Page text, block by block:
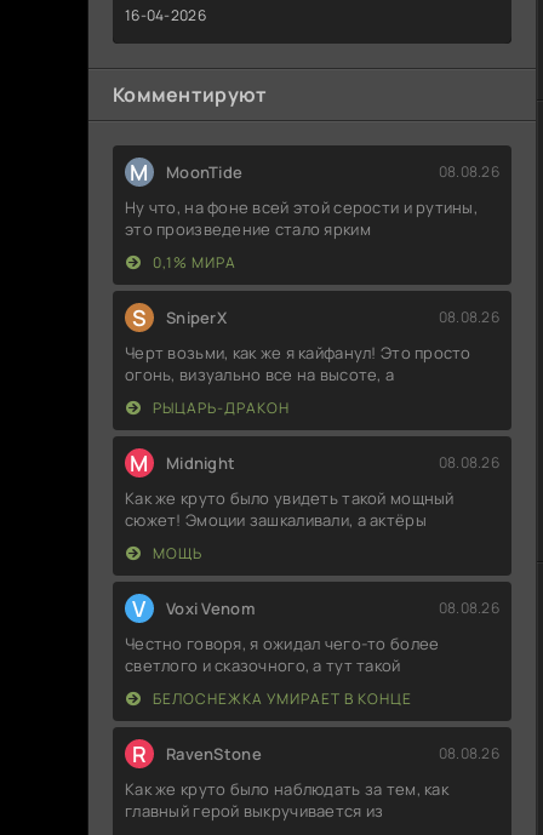
16-04-2026
Комментируют
M MoonTide 08.08.26
Ну что, на фоне всей этой серости и рутины,
это произведение стало ярким
0,1% МИРА
S SniperX 08.08.26
Черт возьми, как же я кайфанул! Это просто
огонь, визуально все на высоте, а
РЫЦАРЬ-ДРАКОН
M Midnight 08.08.26
Как же круто было увидеть такой мощный
сюжет! Эмоции зашкаливали, а актёры
МОЩЬ
V Voxi Venom 08.08.26
Честно говоря, я ожидал чего-то более
светлого и сказочного, а тут такой
БЕЛОСНЕЖКА УМИРАЕТ В КОНЦЕ
R RavenStone 08.08.26
Как же круто было наблюдать за тем, как
главный герой выкручивается из